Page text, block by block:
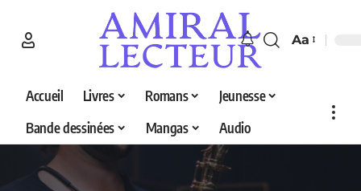
Aa
Accueil Livres Romans
Jeunesse
Bande dessinées
Mangas Audio